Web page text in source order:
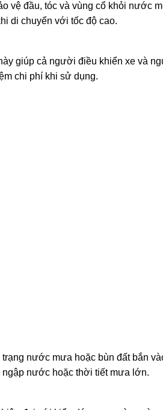
vệ đầu, tóc và vùng cổ khỏi nước
di chuyển với tốc độ cao.
giúp cả người điều khiển xe và
chi phí khi sử dụng.
nước mưa hoặc bùn đất bắn
nước hoặc thời tiết mưa lớn.